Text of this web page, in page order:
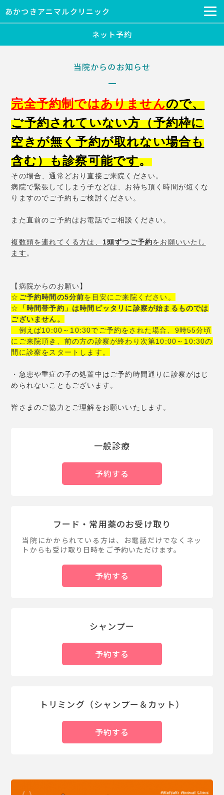
あかつきアニマルクリニック
ネット予約
当院からのお知らせ
完全予約制ではありませんので、
ご予約されていない方（予約枠に
空きが無く予約が取れない場合も
含む）も診察可能です。
その場合、通常どおり直接ご来院ください。
病院で緊張してしまう子などは、お待ち頂く時間が短くな
りますのでご予約もご検討ください。
また直前のご予約はお電話でご相談ください。
複数頭を連れてくる方は、 1頭ずつご予約をお願いいたし
ます 。
【病院からのお願い】
☆ ご予約時間の5分前を目安にご来院ください。
☆
「時間帯予約」は時間ピッタリに診察が始まるものでは
ございません。
例えば10:00～10:30でご予約をされた場合、9時55分頃
にご来院頂き、前の方の診察が終わり次第10:00～10:30の
間に診察をスタートします。
・急患や重症の子の処置中はご予約時間通りに診察がはじ
められないこともございます。
皆さまのご協力とご理解をお願いいたします。
一般診療
予約する
フード・常用薬のお受け取り
当院にかかられている方は、お電話だけでなくネッ
トからも受け取り日時をご予約いただけます。
予約する
シャンプー
予約する
トリミング（シャンプー＆カット）
予約する